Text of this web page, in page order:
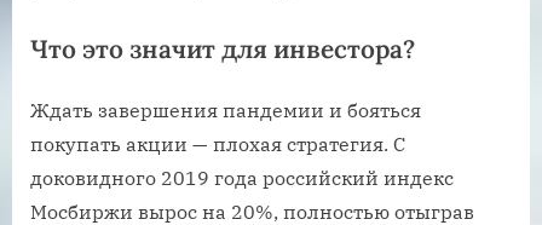
Что это значит для инвестора?
Ждать завершения пандемии и бояться
покупать акции — плохая стратегия. С
доковидного 2019 года российский индекс
Мосбиржи вырос на 20%, полностью отыграв